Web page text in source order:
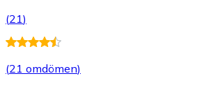
(21)
(21 omdömen)